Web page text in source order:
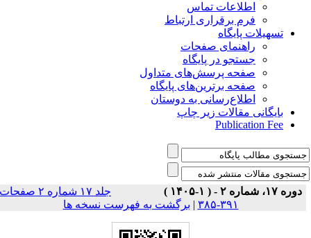
اطلاعات تماس
فرم برقراری ارتباط
تسهیلات پایگاه
راهنمای صفحات
جستجو در پایگاه
صفحه پرسش‌های متداول
صفحه برترین‌های پایگاه
اطلاع‌رسانی به دوستان
بایگانی مقالات زیر چاپ
Publication Fee
دوره ۱۷، شماره ۲ - ( ۱-۱۴۰۵ )
جلد ۱۷ شماره ۲ صفحات
۳۹۱-۳۸۵
|برگشت به فهرست نسخه ها